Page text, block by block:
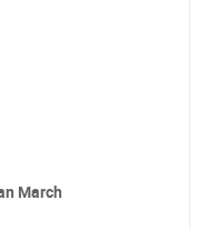
March